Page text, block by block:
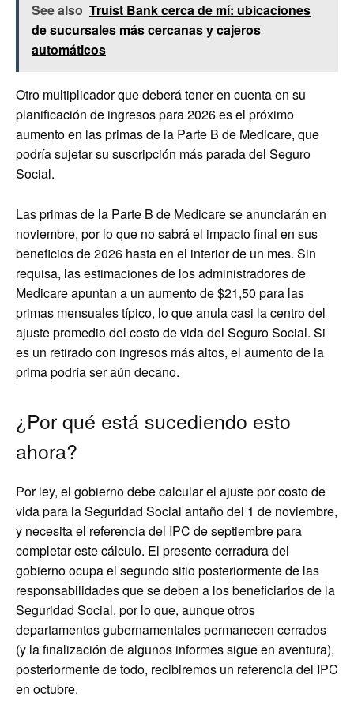
See also Truist Bank cerca de mí: ubicaciones
de sucursales más cercanas y cajeros
automáticos
Otro multiplicador que deberá tener en cuenta en su
planificación de ingresos para 2026 es el próximo
aumento en las primas de la Parte B de Medicare, que
podría sujetar su suscripción más parada del Seguro
Social.
Las primas de la Parte B de Medicare se anunciarán en
noviembre, por lo que no sabrá el impacto final en sus
beneficios de 2026 hasta en el interior de un mes. Sin
requisa, las estimaciones de los administradores de
Medicare apuntan a un aumento de $21,50 para las
primas mensuales típico, lo que anula casi la centro del
ajuste promedio del costo de vida del Seguro Social. Si
es un retirado con ingresos más altos, el aumento de la
prima podría ser aún decano.
¿Por qué está sucediendo esto
ahora?
Por ley, el gobierno debe calcular el ajuste por costo de
vida para la Seguridad Social antaño del 1 de noviembre,
y necesita el referencia del IPC de septiembre para
completar este cálculo. El presente cerradura del
gobierno ocupa el segundo sitio posteriormente de las
responsabilidades que se deben a los beneficiarios de la
Seguridad Social, por lo que, aunque otros
departamentos gubernamentales permanecen cerrados
(y la finalización de algunos informes sigue en aventura),
posteriormente de todo, recibiremos un referencia del IPC
en octubre.